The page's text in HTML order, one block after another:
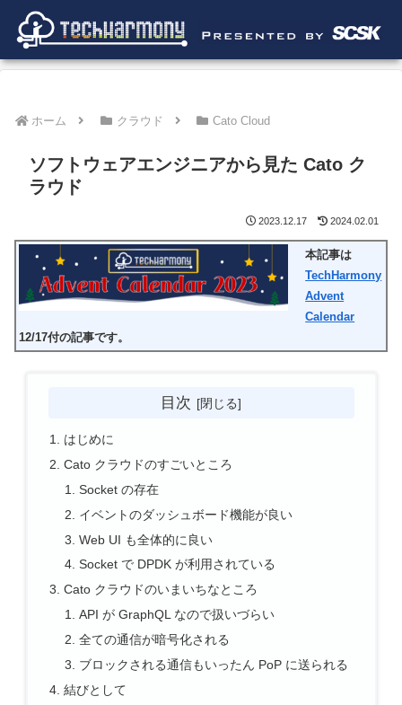
ホーム クラウド Cato Cloud
ソフトウェアエンジニアから見た Cato ク
ラウド
2023.12.17 2024.02.01
本記事は
TechHarmony
Advent
Calendar
12/17付の記事です。
目次
はじめに
Cato クラウドのすごいところ
Socket の存在
イベントのダッシュボード機能が良い
Web UI も全体的に良い
Socket で DPDK が利用されている
Cato クラウドのいまいちなところ
API が GraphQL なので扱いづらい
全ての通信が暗号化される
ブロックされる通信もいったん PoP に送られる
結びとして